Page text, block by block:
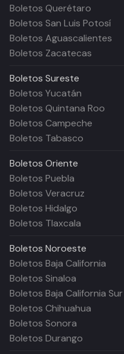
Boletos Querétaro
Boletos San Luis Potosí
Boletos Aguascalientes
Boletos Zacatecas
Boletos Sureste
Boletos Yucatán
Boletos Quintana Roo
Boletos Campeche
Boletos Tabasco
Boletos Oriente
Boletos Puebla
Boletos Veracruz
Boletos Hidalgo
Boletos Tlaxcala
Boletos Noroeste
Boletos Baja California
Boletos Sinaloa
Boletos Baja California Sur
Boletos Chihuahua
Boletos Sonora
Boletos Durango